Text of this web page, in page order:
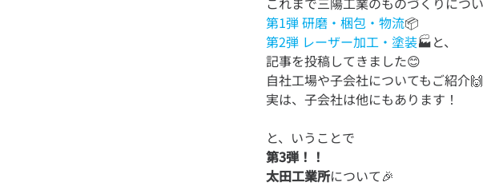
第1弾 研磨・梱包・物流
第2弾 レーザー加工・塗装🏭と、
記事を投稿してきました😊
自社工場や子会社についてもご紹介🙌
第3弾！！
太田工業所について🎉